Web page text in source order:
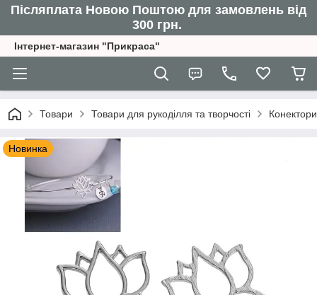
Післяплата Новою Поштою для замовлень від
300 грн.
Інтернет-магазин "Прикраса"
Товари Товари для рукоділля та творчості Конектори
Новинка